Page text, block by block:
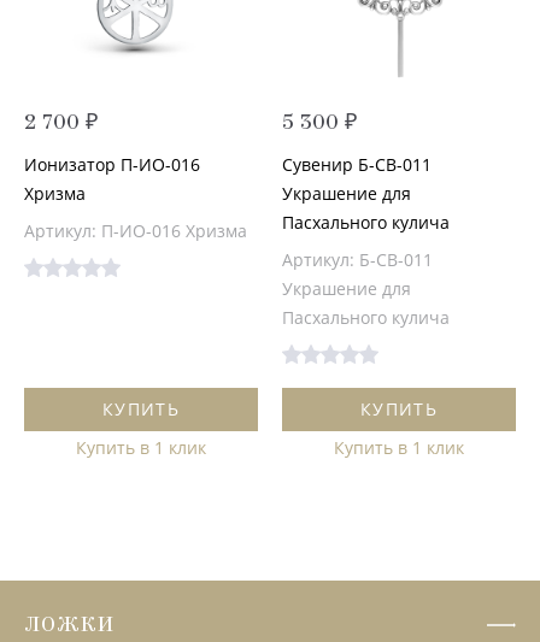
2 700 ₽
Ионизатор П-ИО-016
Хризма
Артикул: П-ИО-016 Хризма
КУПИТЬ
Купить в 1 клик
5 300 ₽
Сувенир Б-СВ-011
Украшение для
Пасхального кулича
Артикул: Б-СВ-011
Украшение для
Пасхального кулича
КУПИТЬ
Купить в 1 клик
ЛОЖКИ